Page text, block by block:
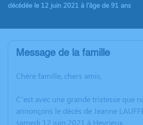
décédée le 12 juin 2021 à l'âge de 91 ans
Message de la famille
Chère famille, chers amis,
C’est avec une grande tristesse que
annonçons le décès de Jeanne
samedi 12 juin 2021 à Heyrieux.